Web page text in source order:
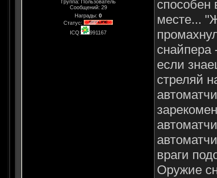
Группа: Пользователь
Сообщений: 29
Награды: 0
Статус:
ICQ:
991167
способен
месте...
снайпера
если
стреляй
враги
Оружие